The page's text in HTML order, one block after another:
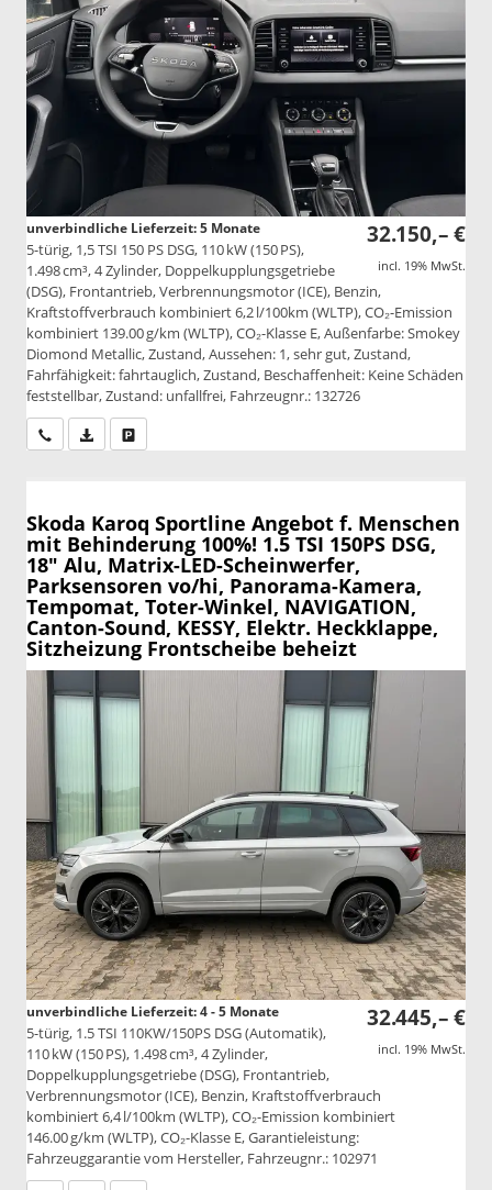
32.150,– €
incl. 19% MwSt.
unverbindliche Lieferzeit:5 Monate
5-türig, 1,5 TSI 150 PS DSG, 110 kW (150 PS),
1.498 cm³, 4 Zylinder, Doppelkupplungsgetriebe
(DSG), Frontantrieb, Verbrennungsmotor (ICE), Benzin,
Kraftstoffverbrauch kombiniert 6,2 l/100km (WLTP), CO₂-Emission
kombiniert 139.00 g/km (WLTP), CO₂-Klasse E, Außenfarbe: Smokey
Diomond Metallic, Zustand, Aussehen: 1, sehr gut, Zustand,
Fahrfähigkeit: fahrtauglich, Zustand, Beschaffenheit: Keine Schäden
feststellbar, Zustand: unfallfrei, Fahrzeugnr.: 132726
Wir rufen Sie anPDF-Datei, Fahrzeugexposé drucken
Skoda Karoq Sportline Angebot f. Menschen
mit Behinderung 100%! 1.5 TSI 150PS DSG,
18" Alu, Matrix-LED-Scheinwerfer,
Parksensoren vo/hi, Panorama-Kamera,
Tempomat, Toter-Winkel, NAVIGATION,
Canton-Sound, KESSY, Elektr. Heckklappe,
Sitzheizung Frontscheibe beheizt
32.445,– €
incl. 19% MwSt.
unverbindliche Lieferzeit: 4 - 5 Monate
5-türig, 1.5 TSI 110KW/150PS DSG (Automatik),
110 kW (150 PS), 1.498 cm³, 4 Zylinder,
Doppelkupplungsgetriebe (DSG), Frontantrieb,
Verbrennungsmotor (ICE), Benzin, Kraftstoffverbrauch
kombiniert 6,4 l/100km (WLTP), CO₂-Emission kombiniert
146.00 g/km (WLTP), CO₂-Klasse E, Garantieleistung:
Fahrzeuggarantie vom Hersteller, Fahrzeugnr.: 102971